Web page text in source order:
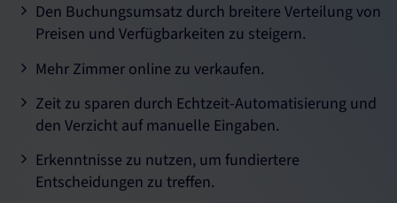
Den Buchungsumsatz durch breitere Verteilung von
Preisen und Verfügbarkeiten zu steigern.
Mehr Zimmer online zu verkaufen.
Zeit zu sparen durch Echtzeit-Automatisierung und
den Verzicht auf manuelle Eingaben.
Erkenntnisse zu nutzen, um fundiertere
Entscheidungen zu treffen.